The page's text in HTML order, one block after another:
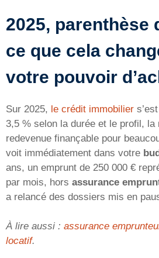
2025, parenthèse
ce que cela
votre pouvoir
Sur 2025, le crédit immobilier
3,5 % selon la durée et le profil, la
redevenue finançable pour
voit immédiatement dans votre
ans, un emprunt de 250 000 €
par mois, hors assurance
a relancé des dossiers mis en
À lire aussi : assurance
locatif.